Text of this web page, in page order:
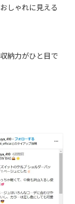
しゃれに見える
納力がひと目で